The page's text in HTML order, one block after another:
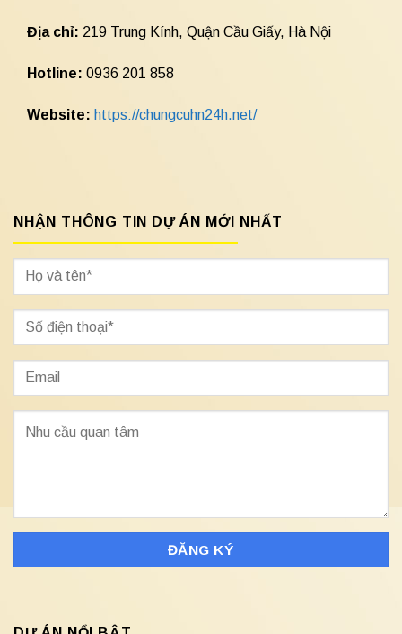
Địa chỉ: 219 Trung Kính, Quận Cầu Giấy, Hà Nội
Hotline: 0936 201 858
Website: https://chungcuhn24h.net/
NHẬN THÔNG TIN DỰ ÁN MỚI NHẤT